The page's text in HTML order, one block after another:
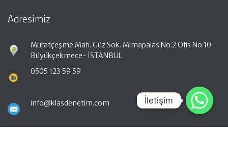
Adresimiz
Muratçeşme Mah. Güz Sok. Mimapalas No:2 Ofis No:10
Büyükçekmece- İSTANBUL
0505 123 59 59
info@klasdenetim.com İletişim
İletişim